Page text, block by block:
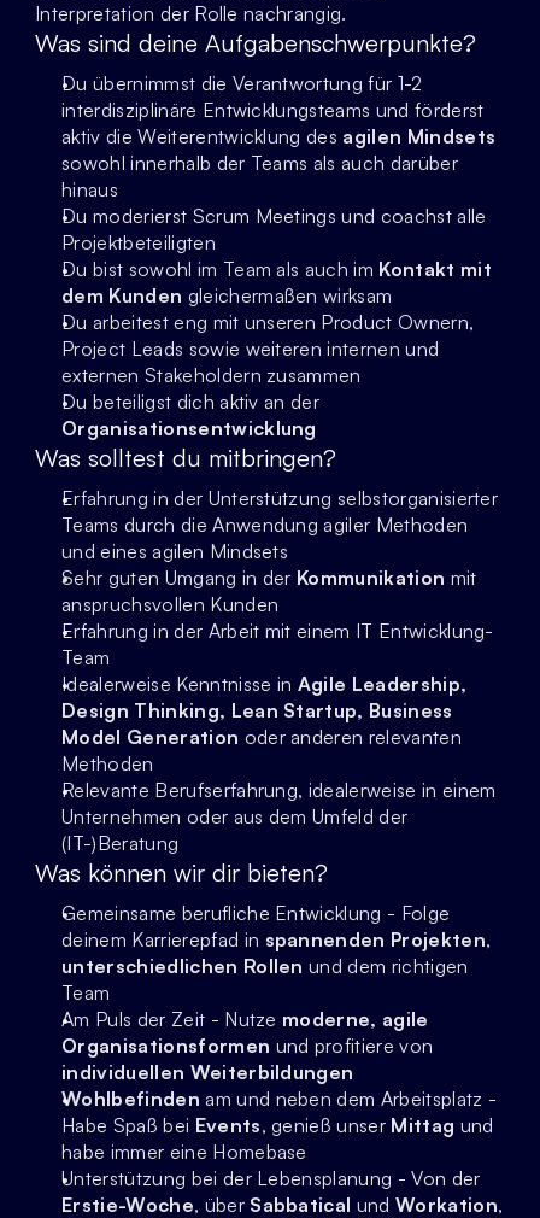
Interpretation der Rolle nachrangig.
Was sind deine Aufgabenschwerpunkte?
Du übernimmst die Verantwortung für 1-2
interdisziplinäre Entwicklungsteams und förderst
aktiv die Weiterentwicklung des agilen Mindsets
sowohl innerhalb der Teams als auch darüber
hinaus
Du moderierst Scrum Meetings und coachst alle
Projektbeteiligten
Du bist sowohl im Team als auch im Kontakt mit
dem Kunden gleichermaßen wirksam
Du arbeitest eng mit unseren Product Ownern,
Project Leads sowie weiteren internen und
externen Stakeholdern zusammen
Organisationsentwicklung
Was solltest du mitbringen?
Erfahrung in der Unterstützung selbstorganisierter
Teams durch die Anwendung agiler Methoden
und eines agilen Mindsets
Sehr guten Umgang in der Kommunikation mit
anspruchsvollen Kunden
Erfahrung in der Arbeit mit einem IT Entwicklung-
Team
Idealerweise Kenntnisse in Agile Leadership,
Design Thinking, Lean Startup, Business
Model Generation oder anderen relevanten
Methoden
Relevante Berufserfahrung, idealerweise in einem
Unternehmen oder aus dem Umfeld der
(IT-)Beratung
Was können wir dir bieten?
Gemeinsame berufliche Entwicklung - Folge
deinem Karrierepfad in spannenden Projekten
unterschiedlichen Rollen und dem richtigen
Team
Am Puls der Zeit - Nutze moderne, agile
Organisationsformen
individuellen Weiterbildungen
Wohlbefinden am und neben dem Arbeitsplatz -
Habe Spaß bei Events, genieß unser Mittag und
habe immer eine Homebase
Erstie-Woche, über Sabbatical und Workation,